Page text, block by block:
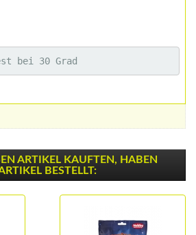
bei 30 Grad
ARTIKEL KAUFTEN, HABEN
BESTELLT: